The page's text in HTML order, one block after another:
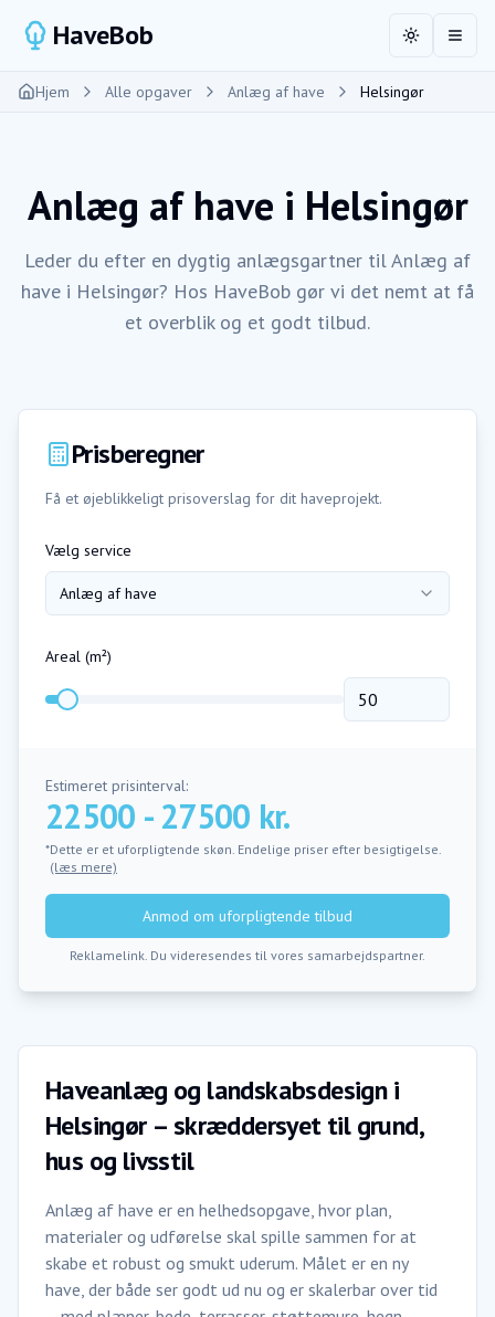
HaveBob ToggleÅbn
Hjem Alle opgaver Anlæg af have Helsingør
Anlæg af have i Helsingør
Leder du efter en dygtig anlægsgartner til Anlæg af
have i Helsingør? Hos HaveBob gør vi det nemt at få
et overblik og et godt tilbud.
Prisberegner
Få et øjeblikkeligt prisoverslag for dit haveprojekt.
Vælg service
Anlæg af have
Areal (m²)
Estimeret prisinterval:
22500 - 27500 kr.
*Dette er et uforpligtende skøn. Endelige priser efter besigtigelse.
(læs mere)
Anmod om uforpligtende tilbud
Reklamelink. Du videresendes til vores samarbejdspartner.
Haveanlæg og landskabsdesign i
Helsingør – skræddersyet til grund,
hus og livsstil
Anlæg af have er en helhedsopgave, hvor plan,
materialer og udførelse skal spille sammen for at
skabe et robust og smukt uderum. Målet er en ny
have, der både ser godt ud nu og er skalerbar over tid